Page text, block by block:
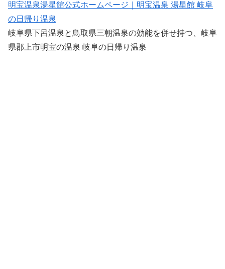
明宝温泉湯星館公式ホームページ｜明宝温泉 湯星館 岐阜
の日帰り温泉
岐阜県下呂温泉と鳥取県三朝温泉の効能を併せ持つ、岐阜
県郡上市明宝の温泉 岐阜の日帰り温泉